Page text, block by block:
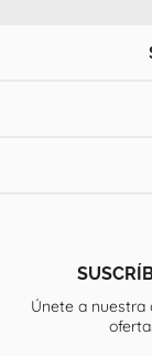
Únete a nuestra